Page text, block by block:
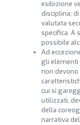
esibizione
disciplina;
valutata
specifica. A
possibile
Ad
gli elementi
non
cui si
utilizzati,
della
narrativa